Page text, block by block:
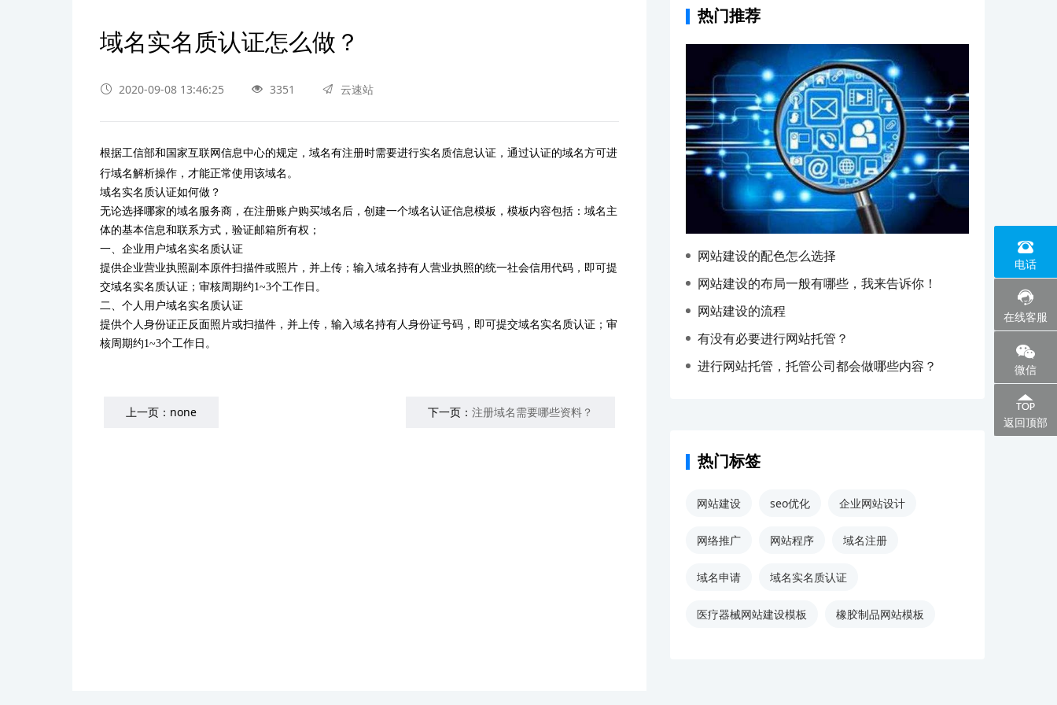
域名实名质认证怎么做？
2020-09-08 13:46:25 3351 云速站
根据工信部和国家互联网信息中心的规定，域名有注册时需要进行实名质信息认证，通过认证的域名方可进
行域名解析操作，才能正常使用该域名。
域名实名质认证如何做？
无论选择哪家的域名服务商，在注册账户购买域名后，创建一个域名认证信息模板，模板内容包括：域名主
体的基本信息和联系方式，验证邮箱所有权；
一、企业用户域名实名质认证
提供企业营业执照副本原件扫描件或照片，并上传；输入域名持有人营业执照的统一社会信用代码，即可提
交域名实名质认证；审核周期约1~3个工作日。
二、个人用户域名实名质认证
提供个人身份证正反面照片或扫描件，并上传，输入域名持有人身份证号码，即可提交域名实名质认证；审
核周期约1~3个工作日。
上一页： none 下一页：注册域名需要哪些资料？
热门推荐
网站建设的配色怎么选择
网站建设的布局一般有哪些，我来告诉你！
网站建设的流程
有没有必要进行网站托管？
进行网站托管，托管公司都会做哪些内容？
热门标签
网站建设 seo优化 企业网站设计
网络推广 网站程序 域名注册
域名申请 域名实名质认证
医疗器械网站建设模板 橡胶制品网站模板
电话
在线客服
微信
返回顶部